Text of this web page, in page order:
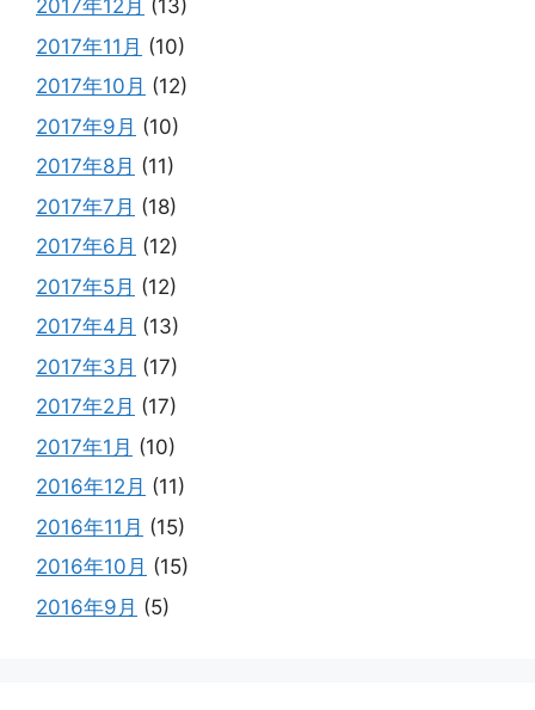
2017年12月 (13)
2017年11月 (10)
2017年10月 (12)
2017年9月 (10)
2017年8月 (11)
2017年7月 (18)
2017年6月 (12)
2017年5月 (12)
2017年4月 (13)
2017年3月 (17)
2017年2月 (17)
2017年1月 (10)
2016年12月 (11)
2016年11月 (15)
2016年10月 (15)
2016年9月 (5)